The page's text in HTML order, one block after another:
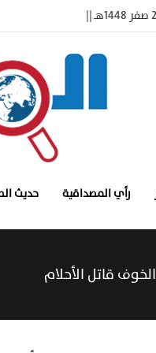
رأي المصداقية حديث
الخوف قاتل الأحلام